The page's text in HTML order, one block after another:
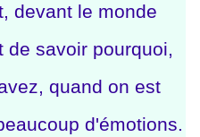
devant le monde
de savoir pourquoi,
quand on est
d'émotions.